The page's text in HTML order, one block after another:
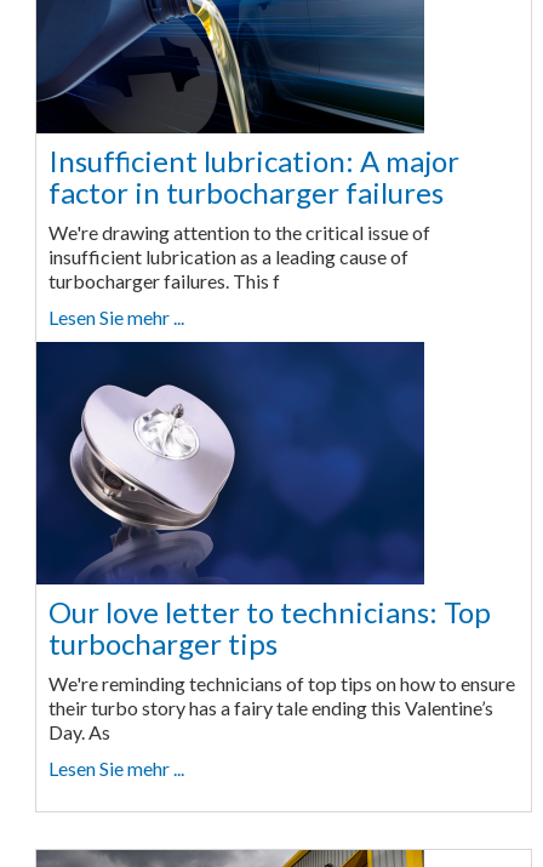
Insufficient lubrication: A major
factor in turbocharger failures
We're drawing attention to the critical issue of
insufficient lubrication as a leading cause of
turbocharger failures. This f
Lesen Sie mehr ...
Our love letter to technicians: Top
turbocharger tips
We're reminding technicians of top tips on how to ensure
their turbo story has a fairy tale ending this Valentine’s
Day. As
Lesen Sie mehr ...